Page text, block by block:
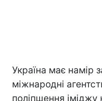
Україна має намір
міжнародні
поліпшення іміджу